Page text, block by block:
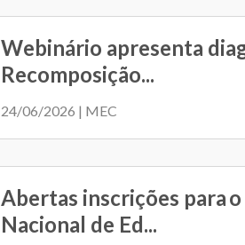
Webinário apresenta
Recomposição...
24/06/2026 | MEC
Abertas inscrições para
Nacional de Ed...